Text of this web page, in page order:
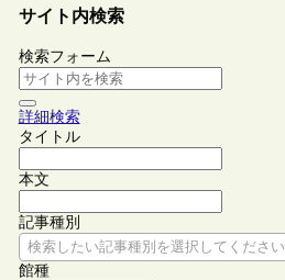
サイト内検索
検索フォーム
詳細検索
タイトル
本文
記事種別
検索したい記事種別を選択してください
館種